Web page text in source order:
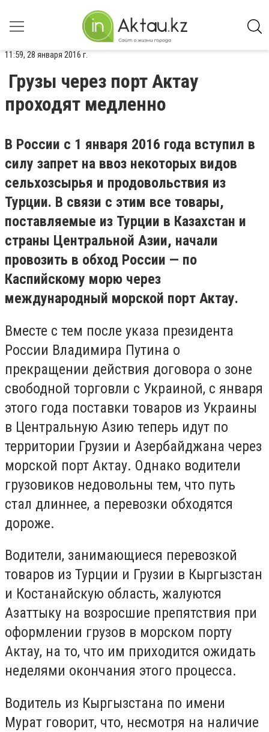
11:59, 28 января 2016 г.
Грузы через порт Актау
проходят медленно
В России с 1 января 2016 года вступил в
силу запрет на ввоз некоторых видов
сельхозсырья и продовольствия из
Турции. В связи с этим все товары,
поставляемые из Турции в Казахстан и
страны Центральной Азии, начали
провозить в обход России — по
Каспийскому морю через
международный морской порт Актау.
Вместе с тем после указа президента
России Владимира Путина о
прекращении действия договора о зоне
свободной торговли с Украиной, с января
этого года поставки товаров из Украины
в Центральную Азию теперь идут по
территории Грузии и Азербайджана через
морской порт Актау. Однако водители
грузовиков недовольны тем, что путь
стал длиннее, а перевозки обходятся
дороже.
Водители, занимающиеся перевозкой
товаров из Турции и Грузии в Кыргызстан
и Костанайскую область, жалуются
Азаттыку на возросшие препятствия при
оформлении грузов в морском порту
Актау, на то, что им приходится ожидать
неделями окончания этого процесса.
Водитель из Кыргызстана по имени
Мурат говорит, что, несмотря на наличие